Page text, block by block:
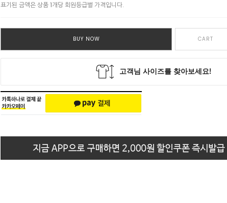
표기된 금액은 상품 1개당 회원등급별 가격입니다.
BUY NOW CART